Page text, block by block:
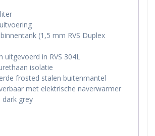
(1,5 mm RVS Duplex
uitgevoerd in RVS 304L
isolatie
frosted stalen buitenmantel
met elektrische naverwarmer
dark grey